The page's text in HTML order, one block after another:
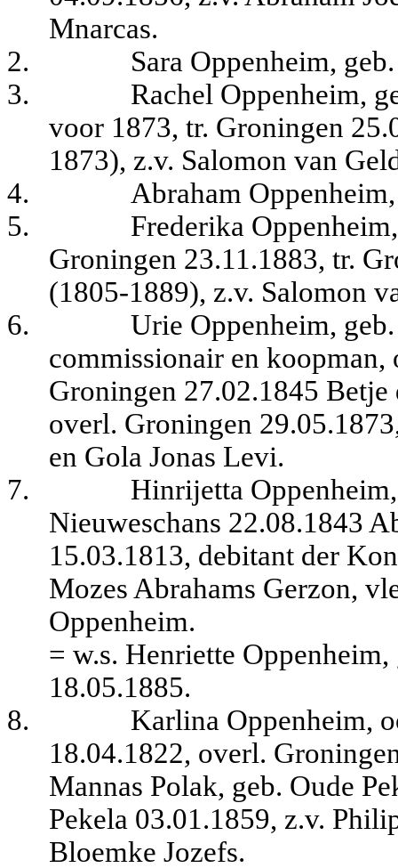
Mnarcas.
2.
Sara Oppenheim,
3.
Rachel Oppenheim,
voor 1873, tr. Groningen
1873), z.v. Salomon van
4.
Abraham
5.
Frederika
Groningen 23.11.1883,tr.
(1805-1889), z.v. Salomon
6.
Urie Oppenheim,
commissionair en
Groningen 27.02.1845
overl. Groningen
en Gola Jonas Levi.
7.
Hinrijetta
Nieuweschans 22.08.1843
15.03.1813, debitant der
Mozes Abrahams Gerzon,
Oppenheim.
= w.s. Henriette
18.05.1885.
8.
Karlina Oppenheim,
18.04.1822, overl.
Mannas Polak, geb. Oude
Pekela 03.01.1859, z.v.
Bloemke Jozefs.